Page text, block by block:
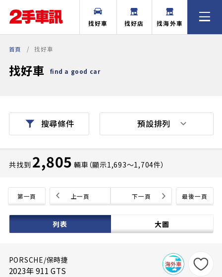
找好車 找好店 找海外車
首頁 找好車
找好車 find a good car
搜尋條件
共找到 2,805 輛車（顯示1,693〜1,704件）
第一頁 最後一頁
上一頁 下一頁
列表 大圖
預設排列
PORSCHE/保時捷
2023年 911 GTS